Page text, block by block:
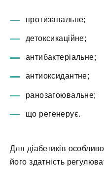
протизапальне;
детоксикаційне;
антибактеріальне;
антиоксидантне;
ранозагоювальне;
що регенерує.
Для діабетиків
його здатність